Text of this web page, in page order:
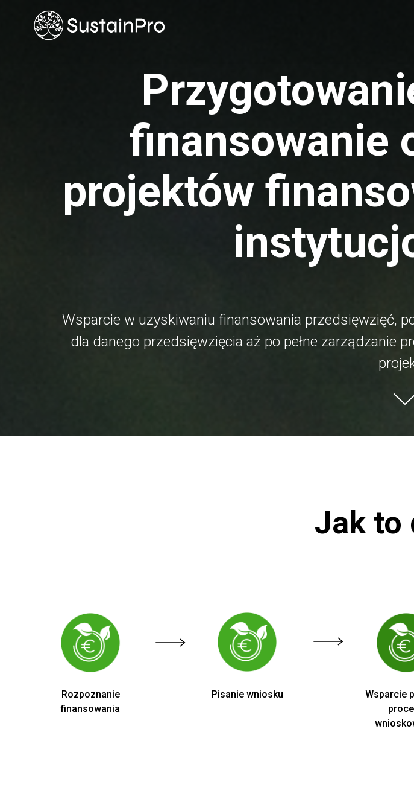
finansowanie
projektów
Wsparcie w uzyskiwaniu finansowania przedsięwzięć,
dla danego przedsięwzięcia aż po pełne zarządzanie
Jak to
Pisanie wniosku
Rozpoznanie
finansowania
Wsparcie